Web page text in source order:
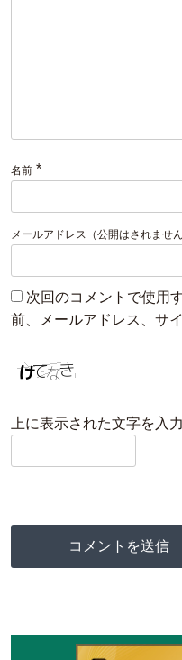
名前 *
メールアドレス（公開はされません
次回のコメントで使用
前、メールアドレス、サ
上に表示された文字を入